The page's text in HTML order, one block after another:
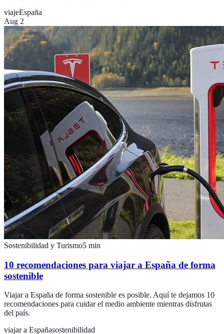
viajeEspaña
Aug 2
Sostenibilidad y Turismo5 min
10 recomendaciones para viajar a España de forma
sostenible
Viajar a España de forma sostenible es posible. Aquí te dejamos 10
recomendaciones para cuidar el medio ambiente mientras disfrutas
del país.
viajar a Españasostenibilidad